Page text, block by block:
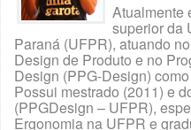
Atualmente
superior da
Paraná (UFPR), atuando
Design de Produto e no
Design (PPG-Design)
Possui mestrado (2011) e
(PPGDesign – UFPR),
Ergonomia na UFPR e